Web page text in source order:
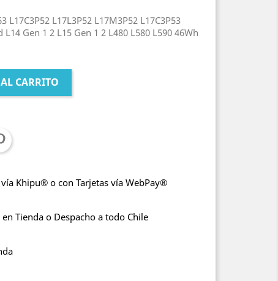
L17C3P52 L17L3P52 L17M3P52 L17C3P53
Gen 1 2 L15 Gen 1 2 L480 L580 L590 46Wh
CARRITO
Khipu® o con Tarjetas vía WebPay®
Tienda o Despacho a todo Chile